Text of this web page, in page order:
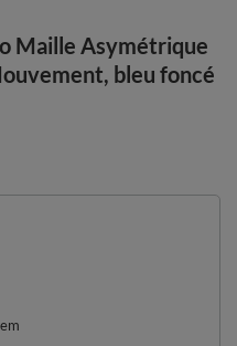
Maille Asymétrique
bleu foncé